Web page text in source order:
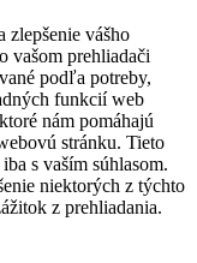
zlepšenie vášho
vašom prehliadači
podľa potreby,
funkcií web
nám pomáhajú
stránku. Tieto
s vaším súhlasom.
niektorých z týchto
z prehliadania.